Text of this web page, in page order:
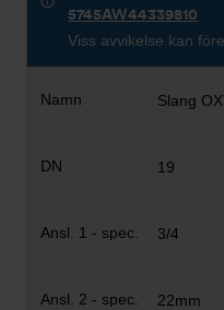
5745AW44339810
Viss avvikelse kan
Slang
19
3/4
22mm